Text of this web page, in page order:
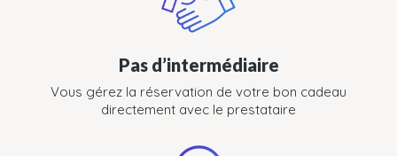
Pas d’intermédiaire
Vous gérez la réservation de votre bon cadeau
directement avec le prestataire